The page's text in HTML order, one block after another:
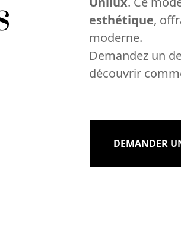
esthétique,
moderne.
Demandez un
découvrir
DEMANDER